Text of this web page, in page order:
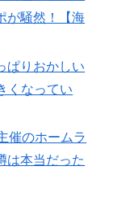
知ってしまっ
ア・スペイン
ィアが一斉に
るの？
お勧めな日本
が騒然！【海
ぱりおかしい
くなってい
催のホームラ
は本当だった